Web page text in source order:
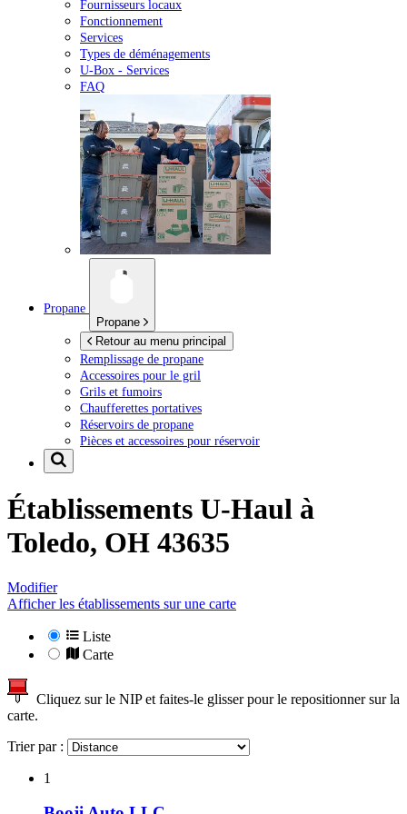
Fournisseurs locaux
Fonctionnement
Services
Types de déménagements
U-Box - Services
FAQ
Propane
Propane
Retour au menu principal
Remplissage de propane
Accessoires pour le gril
Grils et fumoirs
Chaufferettes portatives
Réservoirs de propane
Pièces et accessoires pour réservoir
Établissements U-Haul à
Toledo, OH 43635
Modifier
Afficher les établissements sur une carte
Liste
Carte
Cliquez sur le NIP et faites-le glisser pour le repositionner sur la
carte.
Trier par :
1